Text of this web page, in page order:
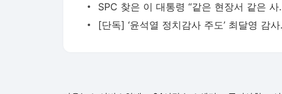
SPC 찾은 이
[단독] ‘